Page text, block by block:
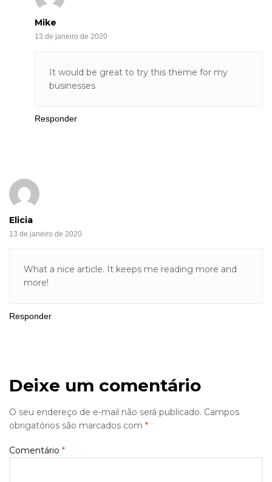
Mike
13 de janeiro de 2020
It would be great to try this theme for my
businesses
Responder
Elicia
13 de janeiro de 2020
What a nice article. It keeps me reading more and
more!
Responder
Deixe um comentário
O seu endereço de e-mail não será publicado. Campos
obrigatórios são marcados com *
Comentário *